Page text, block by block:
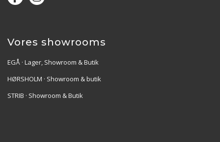
Vores showrooms
EGÅ · Lager, Showroom & Butik
HØRSHOLM · Showroom & butik
STRIB · Showroom & Butik